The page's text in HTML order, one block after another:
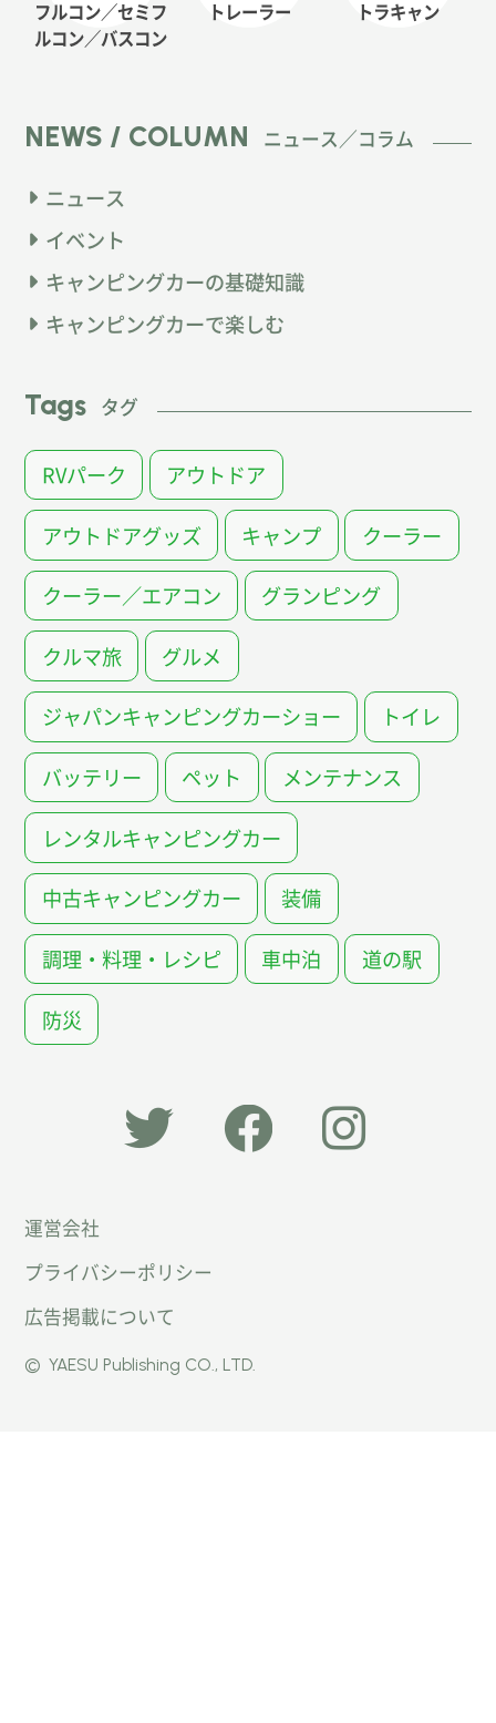
フルコン／セミフ
ルコン／バスコン
トレーラー トラキャン
NEWS / COLUMN ニュース／コラム
ニュース
イベント
キャンピングカーの基礎知識
キャンピングカーで楽しむ
Tags タグ
RVパーク アウトドア
アウトドアグッズ キャンプ クーラー
クーラー／エアコン グランピング
クルマ旅 グルメ
ジャパンキャンピングカーショー トイレ
バッテリー ペット メンテナンス
レンタルキャンピングカー
中古キャンピングカー 装備
調理・料理・レシピ 車中泊 道の駅
防災
ン
パー」
公式 Faceb
運営会社
プライバシーポリシー
広告掲載について
© YAESU Publishing CO., LTD.